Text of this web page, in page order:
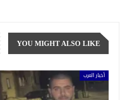
YOU MIGHT ALSO LIKE
أخبار العرب